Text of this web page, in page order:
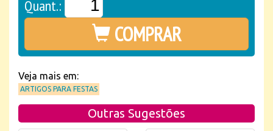
Quant.:
COMPRAR
Veja mais em:
ARTIGOS PARA FESTAS
Outras Sugestões